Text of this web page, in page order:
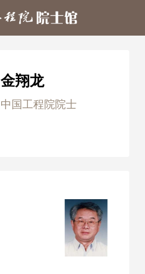
金翔龙
中国工程院院士